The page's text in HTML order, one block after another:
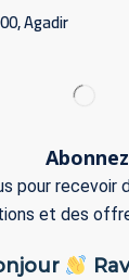
Agadir
Abonnez
pour recevoir
et des